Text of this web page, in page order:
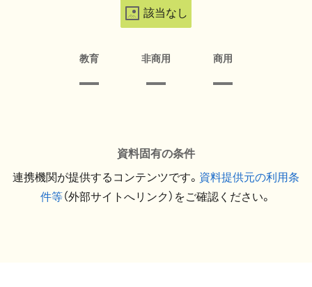
該当なし
教育 非商用 商用
資料固有の条件
連携機関が提供するコンテンツです。 資料提供元の利用条
件等（外部サイトへリンク）をご確認ください。